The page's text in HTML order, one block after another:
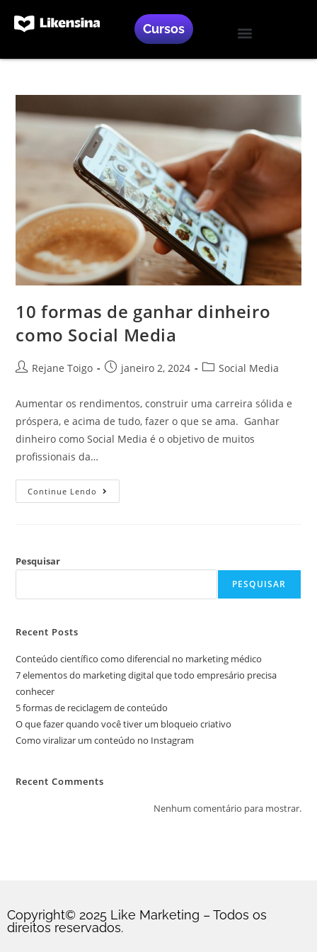
Cursos
10 formas de ganhar dinheiro
como Social Media
Rejane Toigo janeiro 2, 2024 Social Media
Aumentar os rendimentos, construir uma carreira sólida e
próspera, e acima de tudo, fazer o que se ama. Ganhar
dinheiro como Social Media é o objetivo de muitos
profissionais da…
Continue Lendo
Pesquisar
PESQUISAR
Recent Posts
Conteúdo científico como diferencial no marketing médico
7 elementos do marketing digital que todo empresário precisa
conhecer
5 formas de reciclagem de conteúdo
O que fazer quando você tiver um bloqueio criativo
Como viralizar um conteúdo no Instagram
Recent Comments
Nenhum comentário para mostrar.
Copyright© 2025 Like Marketing – Todos os
direitos reservados.